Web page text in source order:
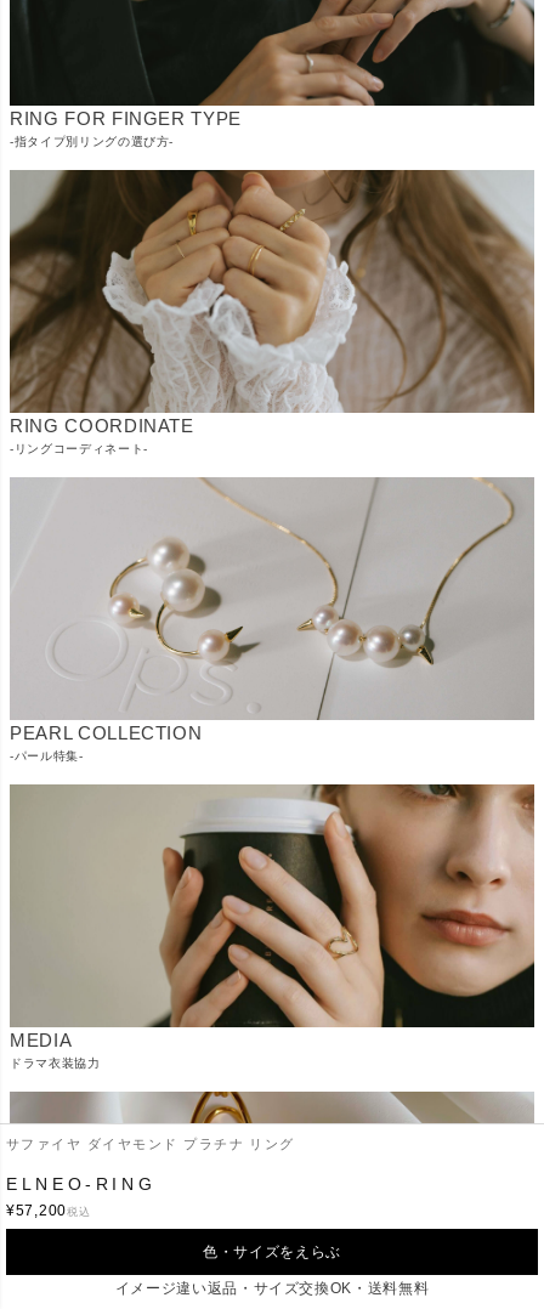
サファイヤ ダイヤモンド プラチナ リング
ELNEO-RING
¥57,200税込
色・サイズをえらぶ
イメージ違い返品・サイズ交換OK・送料無料
RING FOR FINGER TYPE
-指タイプ別リングの選び方-
RING COORDINATE
-リングコーディネート-
PEARL COLLECTION
-パール特集-
MEDIA
ドラマ衣装協力